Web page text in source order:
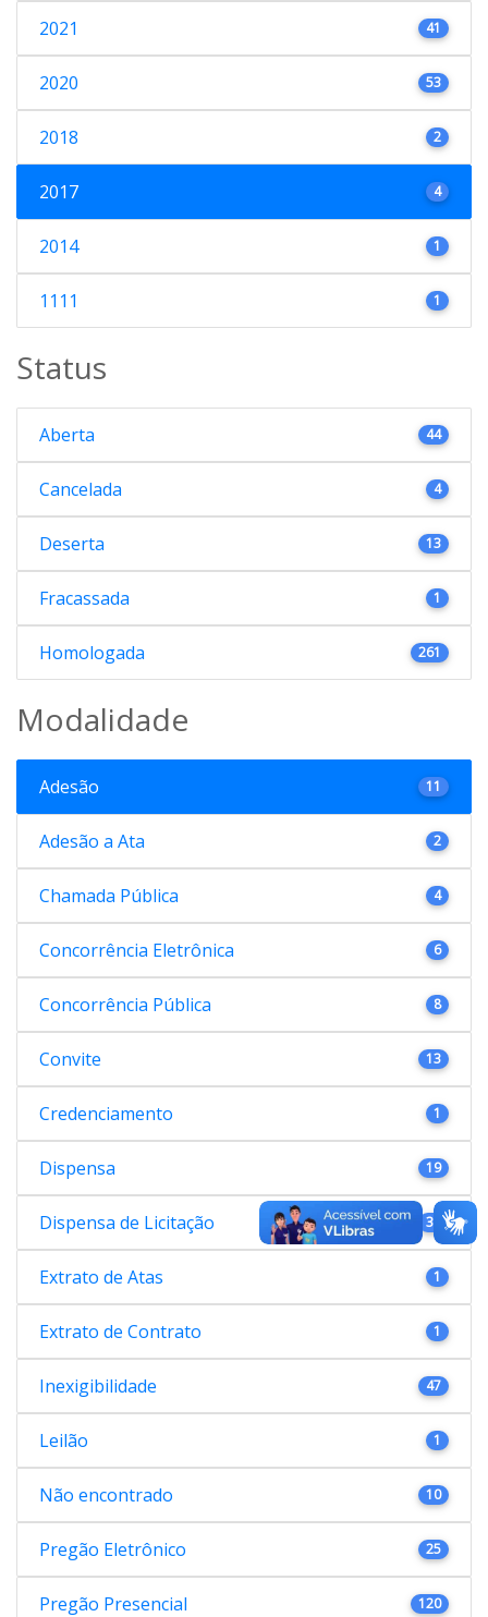
2021 41
2020 53
2018 2
2017 4
2014 1
1111 1
Status
Aberta 44
Cancelada 4
Deserta 13
Fracassada 1
Homologada 261
Modalidade
Adesão 11
Adesão a Ata 2
Chamada Pública 4
Concorrência Eletrônica 6
Concorrência Pública 8
Convite 13
Credenciamento 1
Dispensa 19
Dispensa de Licitação 38
Extrato de Atas 1
Extrato de Contrato 1
Inexigibilidade 47
Leilão 1
Não encontrado 10
Pregão Eletrônico 25
Pregão Presencial 120